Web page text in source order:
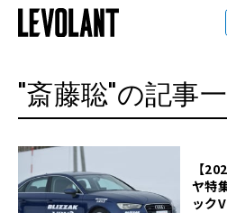
"斎藤聡"の記事
【
ヤ特
ック